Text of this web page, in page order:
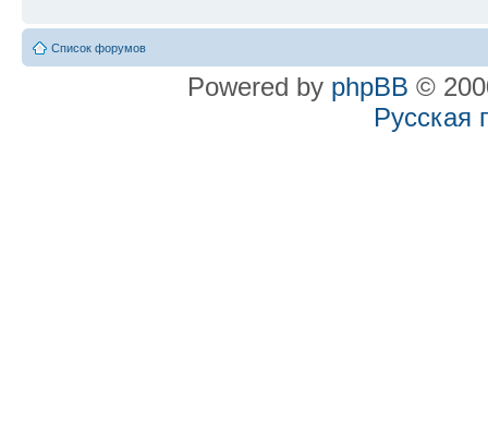
Список форумов
Powered by phpBB ©
Русская